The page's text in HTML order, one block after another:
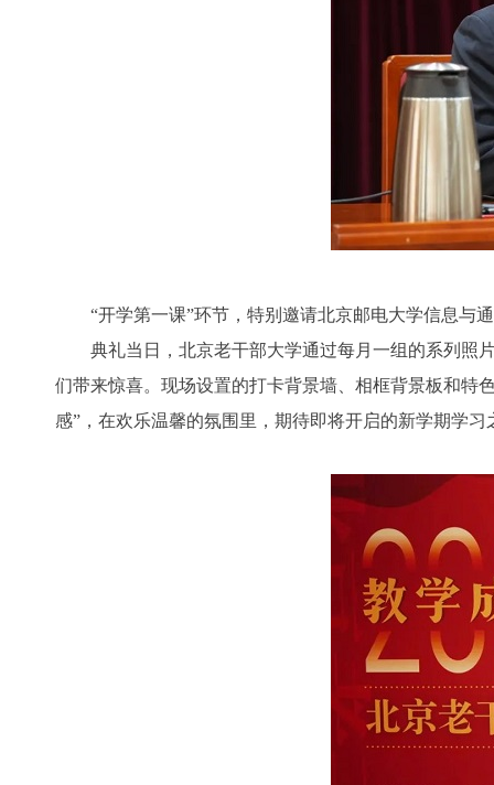
“开学第一课”环节，特别邀请北京邮电大学信息与通
典礼当日，北京老干部大学通过每月一组的系列照片
们带来惊喜。现场设置的打卡背景墙、相框背景板和特
感”，在欢乐温馨的氛围里，期待即将开启的新学期学习